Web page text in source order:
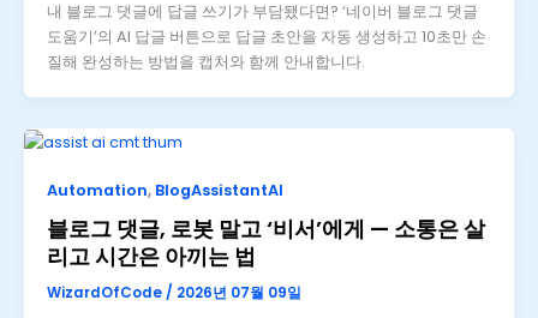
내 블로그 댓글에 답글 쓰기가 부담됐다면? ‘네이버 블로그 댓글
도움기’의 AI 답글 버튼으로 답글 초안을 자동 생성하고 10초만 손
질해 완성하는 방법을 캡처와 함께 안내합니다.
Automation, BlogAssistantAI
블로그 댓글, 로봇 말고 ‘비서’에게 — 소통은 살
리고 시간은 아끼는 법
WizardOfCode / 2026년 07월 09일